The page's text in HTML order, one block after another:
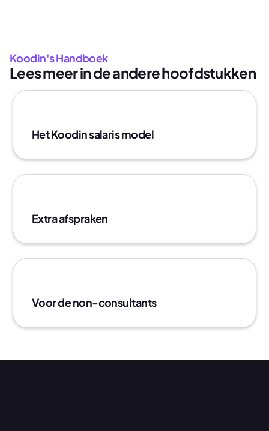
Koodin's Handboek
Lees meer in de andere hoofdstukken
Het Koodin salaris model
Extra afspraken
Voor de non-consultants